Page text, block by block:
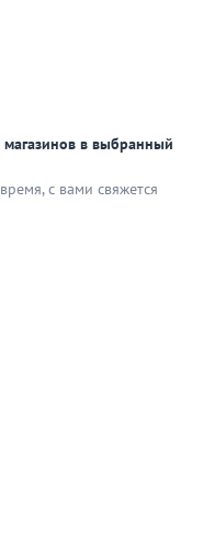
в выбранный
с вами свяжется